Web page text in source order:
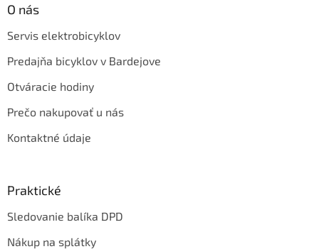
O nás
Servis elektrobicyklov
Predajňa bicyklov v Bardejove
Otváracie hodiny
Prečo nakupovať u nás
Kontaktné údaje
Praktické
Sledovanie balíka DPD
Nákup na splátky